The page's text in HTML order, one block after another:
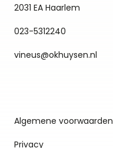
2031 EA Haarlem
023-5312240
vineus@okhuysen.nl
Algemene voorwaarden
Privacy